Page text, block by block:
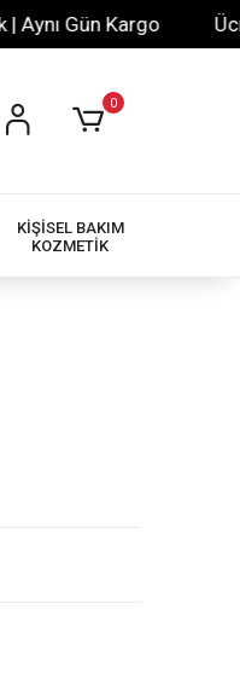
Gün Kargo
0
KİŞİSEL BAKIM
KOZMETİK